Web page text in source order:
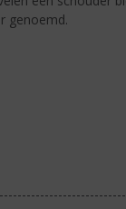
genoemd.